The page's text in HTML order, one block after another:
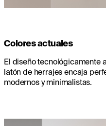
Colores actuales
El diseño tecnológicamente
latón de herrajes encaja
modernos y minimalistas.